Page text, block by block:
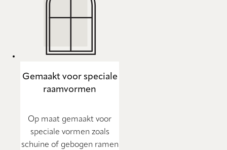
Gemaakt voor speciale
raamvormen
Op maat gemaakt voor
speciale vormen zoals
schuine of gebogen ramen